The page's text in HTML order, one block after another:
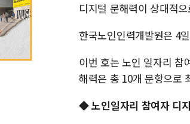
디지털 문해력이 상대적
한국노인인력개발원은 4
이번 호는 노인 일자리 참
해력은 총 10개 문항으로
◆ 노인일자리 참여자 디